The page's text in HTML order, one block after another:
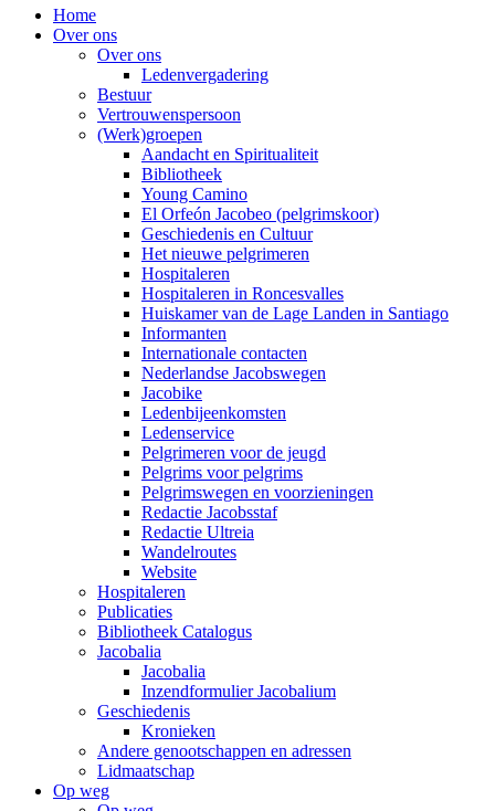
Home
Over ons
Over ons
Ledenvergadering
Bestuur
Vertrouwenspersoon
(Werk)groepen
Aandacht en Spiritualiteit
Bibliotheek
Young Camino
El Orfeón Jacobeo (pelgrimskoor)
Geschiedenis en Cultuur
Het nieuwe pelgrimeren
Hospitaleren
Hospitaleren in Roncesvalles
Huiskamer van de Lage Landen in Santiago
Informanten
Internationale contacten
Nederlandse Jacobswegen
Jacobike
Ledenbijeenkomsten
Ledenservice
Pelgrimeren voor de jeugd
Pelgrims voor pelgrims
Pelgrimswegen en voorzieningen
Redactie Jacobsstaf
Redactie Ultreia
Wandelroutes
Website
Hospitaleren
Publicaties
Bibliotheek Catalogus
Jacobalia
Jacobalia
Inzendformulier Jacobalium
Geschiedenis
Kronieken
Andere genootschappen en adressen
Lidmaatschap
Op weg